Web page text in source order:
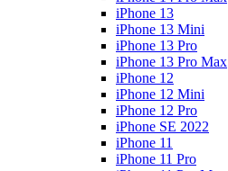
iPhone 13
iPhone 13 Mini
iPhone 13 Pro
iPhone 13 Pro Max
iPhone 12
iPhone 12 Mini
iPhone 12 Pro
iPhone SE 2022
iPhone 11
iPhone 11 Pro